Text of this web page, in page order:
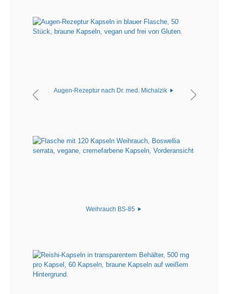
Augen-Rezeptur nach Dr. med. Michalzik
Weihrauch BS-85